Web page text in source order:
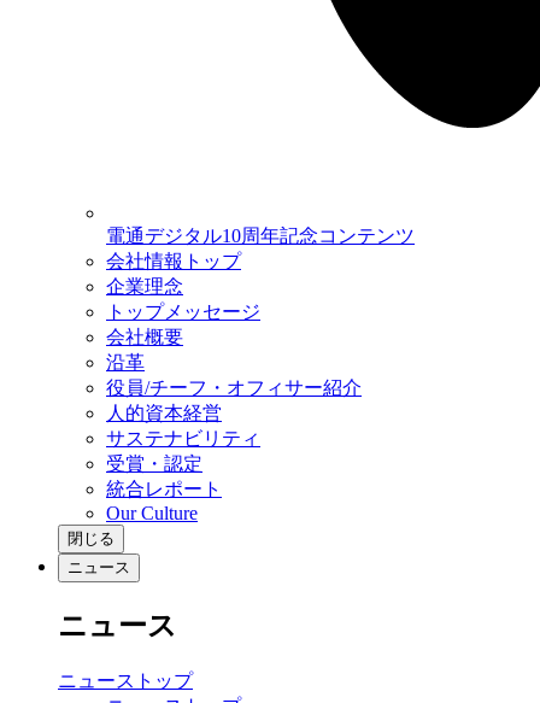
電通デジタル10周年記念コンテンツ
会社情報トップ
企業理念
トップメッセージ
会社概要
沿革
役員/チーフ・オフィサー紹介
人的資本経営
サステナビリティ
受賞・認定
統合レポート
Our Culture
閉じる
ニュース
ニュース
ニューストップ